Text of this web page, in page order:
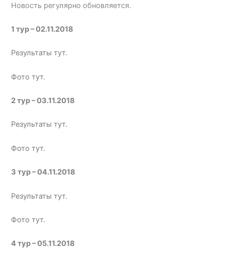
Новость регулярно обновляется.
1 тур – 02.11.2018
Результаты тут.
Фото тут.
2 тур – 03.11.2018
Результаты тут.
Фото тут.
3 тур – 04.11.2018
Результаты тут.
Фото тут.
4 тур – 05.11.2018